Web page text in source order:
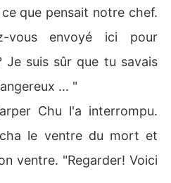
que pensait notre chef.
vous envoyé ici pour
Je suis sûr que tu savais
... "
Chu l'a interrompu.
le ventre du mort et
ventre. "Regarder! Voici